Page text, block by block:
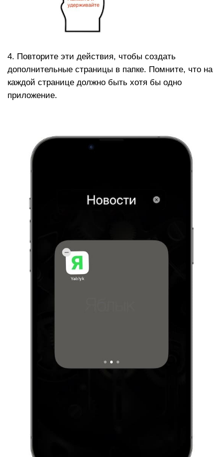
4. Повторите эти действия, чтобы создать
дополнительные страницы в папке. Помните, что на
каждой странице должно быть хотя бы одно
приложение.